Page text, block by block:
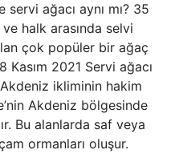
ağacı aynı mı? 35
halk arasında selvi
çok popüler bir ağaç
Kasım 2021 Servi ağacı
ikliminin hakim
Akdeniz bölgesinde
Bu alanlarda saf veya
ormanları oluşur.